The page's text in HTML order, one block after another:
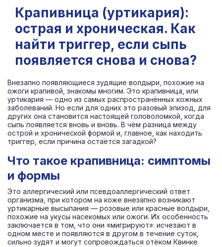
Крапивница (уртикария):
острая и хроническая. Как
найти триггер, если сыпь
появляется снова и снова?
Внезапно появляющиеся зудящие волдыри, похожие на
ожоги крапивой, знакомы многим. Это крапивница, или
уртикария — одно из самых распространённых кожных
заболеваний. Но если для одних это разовый эпизод, для
других она становится настоящей головоломкой, когда
сыпь появляется вновь и вновь. В чём разница между
острой и хронической формой и, главное, как находить
триггер, если причина остаётся загадкой?
Что такое крапивница: симптомы
и формы
Это аллергический или псевдоаллергический ответ
организма, при котором на коже внезапно возникают
уртикарные высыпания — розовые или красные волдыри,
похожие на укусы насекомых или ожоги. Их особенность
заключается в том, что они «мигрируют»: исчезают в
одном месте и появляются в другом в течение суток,
сильно зудят и могут сопровождаться отёком Квинке